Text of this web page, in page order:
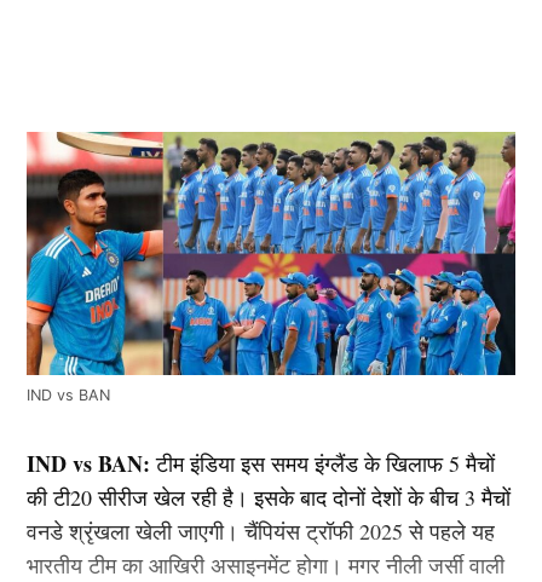
IND vs BAN
IND vs BAN: टीम इंडिया इस समय इंग्लैंड के खिलाफ 5 मैचों
की टी20 सीरीज खेल रही है। इसके बाद दोनों देशों के बीच 3 मैचों
वनडे श्रृंखला खेली जाएगी। चैंपियंस ट्रॉफी 2025 से पहले यह
भारतीय टीम का आखिरी असाइनमेंट होगा। मगर नीली जर्सी वाली